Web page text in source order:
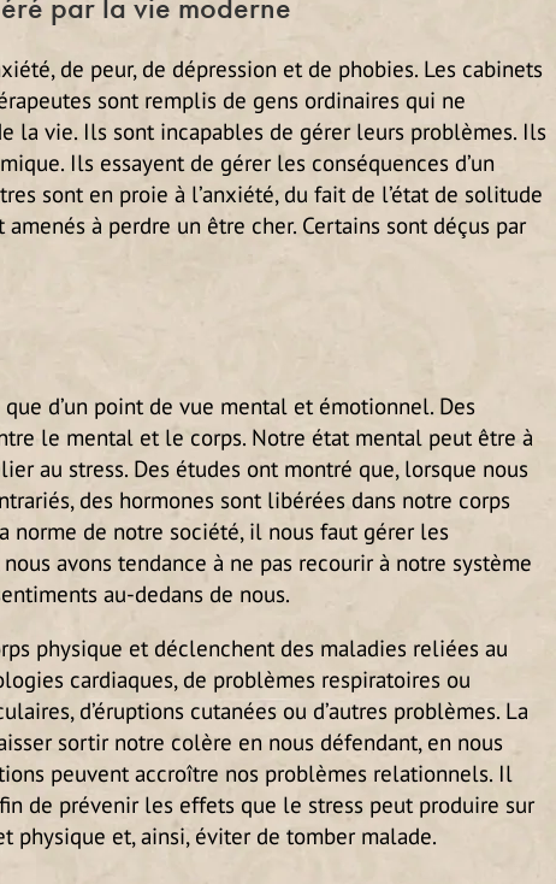
de peur, de dépression et de phobies. Les cabinets
sont remplis de gens ordinaires qui ne
la vie. Ils sont incapables de gérer leurs problèmes. Ils
Ils essayent de gérer les conséquences d’un
sont en proie à l’anxiété, du fait de l’état de solitude
à perdre un être cher. Certains sont déçus par
d’un point de vue mental et émotionnel. Des
le mental et le corps. Notre état mental peut être à
au stress. Des études ont montré que, lorsque nous
des hormones sont libérées dans notre corps
norme de notre société, il nous faut gérer les
avons tendance à ne pas recourir à notre système
au-dedans de nous.
physique et déclenchent des maladies reliées au
cardiaques, de problèmes respiratoires ou
d’éruptions cutanées ou d’autres problèmes. La
sortir notre colère en nous défendant, en nous
peuvent accroître nos problèmes relationnels. Il
de prévenir les effets que le stress peut produire sur
physique et, ainsi, éviter de tomber malade.